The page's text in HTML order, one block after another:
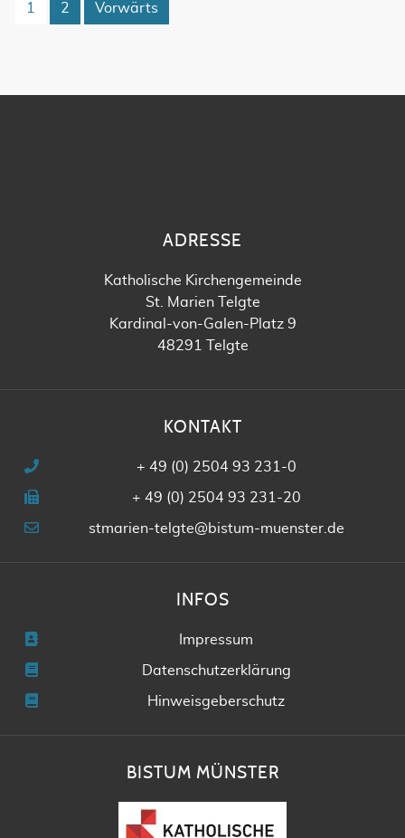
1 2 Vorwärts
ADRESSE
Katholische Kirchengemeinde
St. Marien Telgte
Kardinal-von-Galen-Platz 9
48291 Telgte
KONTAKT
+ 49 (0) 2504 93 231-0
+ 49 (0) 2504 93 231-20
stmarien-telgte@bistum-muenster.de
INFOS
Impressum
Datenschutzerklärung
Hinweisgeberschutz
BISTUM MÜNSTER